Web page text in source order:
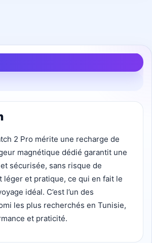
2 Pro mérite une recharge de
magnétique dédié garantit une
sécurisée, sans risque de
léger et pratique, ce qui en fait le
idéal. C’est l’un des
les plus recherchés en Tunisie,
et praticité.